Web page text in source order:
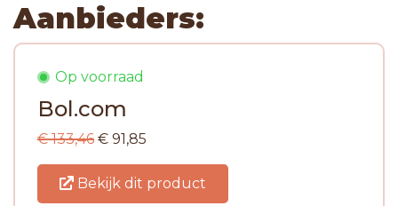
Aanbieders:
Op voorraad
Bol.com
€ 133,46 € 91,85
Bekijk dit product